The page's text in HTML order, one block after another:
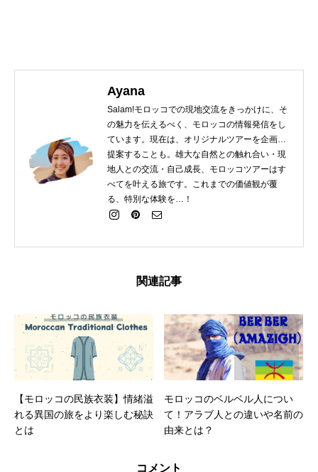
Ayana
Salam!モロッコでの現地交流をきっかけに、そ
の魅力を伝えるべく、モロッコの情報発信をし
ています。現在は、オリジナルツアーを企画・
提案することも。雄大な自然との触れ合い・現
地人との交流・自己成長、モロッコツアーはす
べてを叶える旅です。これまでの価値観が覆
る、特別な体験を…！
関連記事
【モロッコの民族衣装】情緒溢
れる異国の旅をより楽しむ秘訣
とは
モロッコのベルベル人につい
て！アラブ人との違いや名前の
由来とは？
コメント